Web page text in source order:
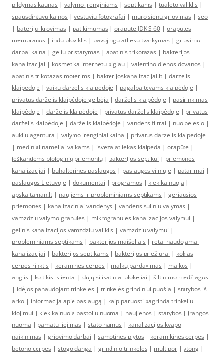
pildymas kaunas | valymo įrenginiams | septikams | tualeto valiklis |
spausdintuvu kainos | vestuviu fotografai | muro sienu griovimas | seo
| bateriju ikrovimas | patikimumas | orapute JDK S 60 | oraputes
membranos | indu ploviklis | pavojingu atlieku tvarkymas | griovimo
darbai kaina | geliu pristatymas | apatinis trikotazas | bakterijos
kanalizacijai | kosmetika internetu pigiau | valentino dienos dovanos |
apatinis trikotazas moterims | bakterijoskanalizacijai.lt | darzelis
klaipedoje | vaiku darzelis klaipedoje | pagalba tėvams klaipėdoje |
privatus darželis klaipėdoje gelbėja | darželis klaipėdoje | pasirinkimas
klaipėdoje | darželis klaipėdoje | privatus darželis klaipėdoje | privatus
darželis klaipėdoje | darželis klaipėdoje | vandens filtrai | nuo pelesio |
aukliu agentura | valymo irenginiai kaina | privatus darzelis klaipedoje
| mediniai nameliai vaikams | isveza atliekas klaipeda | orapūte |
ieškantiems biologinių priemonių | bakterijos septikui | priemonės
kanalizacijai | buhalterines paslaugos | paslaugos vilniuje | patarimai |
paslaugos Lietuvoje | dokumentai | programos | kiek kainuoja |
apskaitaman.lt | naujiems ir probleminiams septikams | geriausios
priemones | kanalizaciniai vandenys | vandens suliniu valymas |
vamzdziu valymo granules | mikrogranules kanalizacijos valymui |
gelinis kanalizacijos vamzdziu valiklis | vamzdziu valymui |
probleminiams septikams | bakterijos maišeliais | retai naudojamai
kanalizacijai | bakterijos septikams | bakterijos priežiūrai | kokias
cerpes rinktis | keramines cerpes | malkų pardavimas | malkos |
anglis | ko tikisi klientai | dujų silikatiniai blokeliai | šiltinimo medžiagos
| idėjos panaudojant trinkeles | trinkelės grindiniui puošia | statybos iš
arko | informacija apie paslaugą | kaip paruosti pagrinda trinkeliu
klojimui | kiek kainuoja pastoliu nuoma | naujienos | statybos | įrangos
nuoma | pamatu liejimas | stato namus | kanalizacijos kvapo
naikinimas | griovimo darbai | samotines plytos | keramikines cerpes |
betono cerpes | stogo danga | grindinio trinkeles | multipor | ytong |